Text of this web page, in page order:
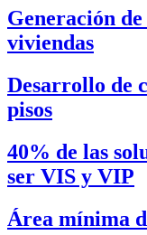
Generación de
viviendas
Desarrollo de
pisos
40% de las
ser VIS y VIP
Área mínima